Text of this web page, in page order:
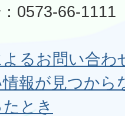
0573-66-1111
よるお問い合わ
報が見つから
とき